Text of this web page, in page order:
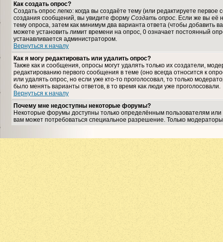
Как создать опрос?
Создать опрос легко: когда вы создаёте тему (или редактируете
создания сообщений, вы увидите форму Создать опрос. Если же вы её
тему опроса, затем как минимум два варианта ответа (чтобы добавить
можете установить лимит времени на опрос, 0 означает постоянный
устанавливается администратором.
Вернуться к началу
Как я могу редактировать или удалить опрос?
Также как и сообщения, опросы могут удалять только их создатели,
редактированию первого сообщения в теме (оно всегда относится к
или удалять опрос, но если уже кто-то проголосовал, то только
было менять варианты ответов, в то время как люди уже проголосовали.
Вернуться к началу
Почему мне недоступны некоторые форумы?
Некоторые форумы доступны только определённым пользователям
вам может потребоваться специальное разрешение. Только